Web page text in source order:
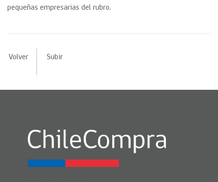
pequeñas empresarias del rubro.
Volver Subir